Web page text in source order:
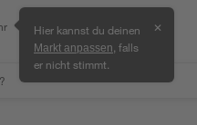
Hier kannst du deinen
Markt anpassen , falls
er nicht stimmt.
✕